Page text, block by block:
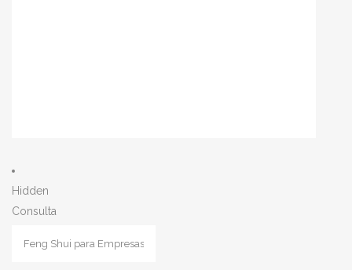
Hidden
Consulta